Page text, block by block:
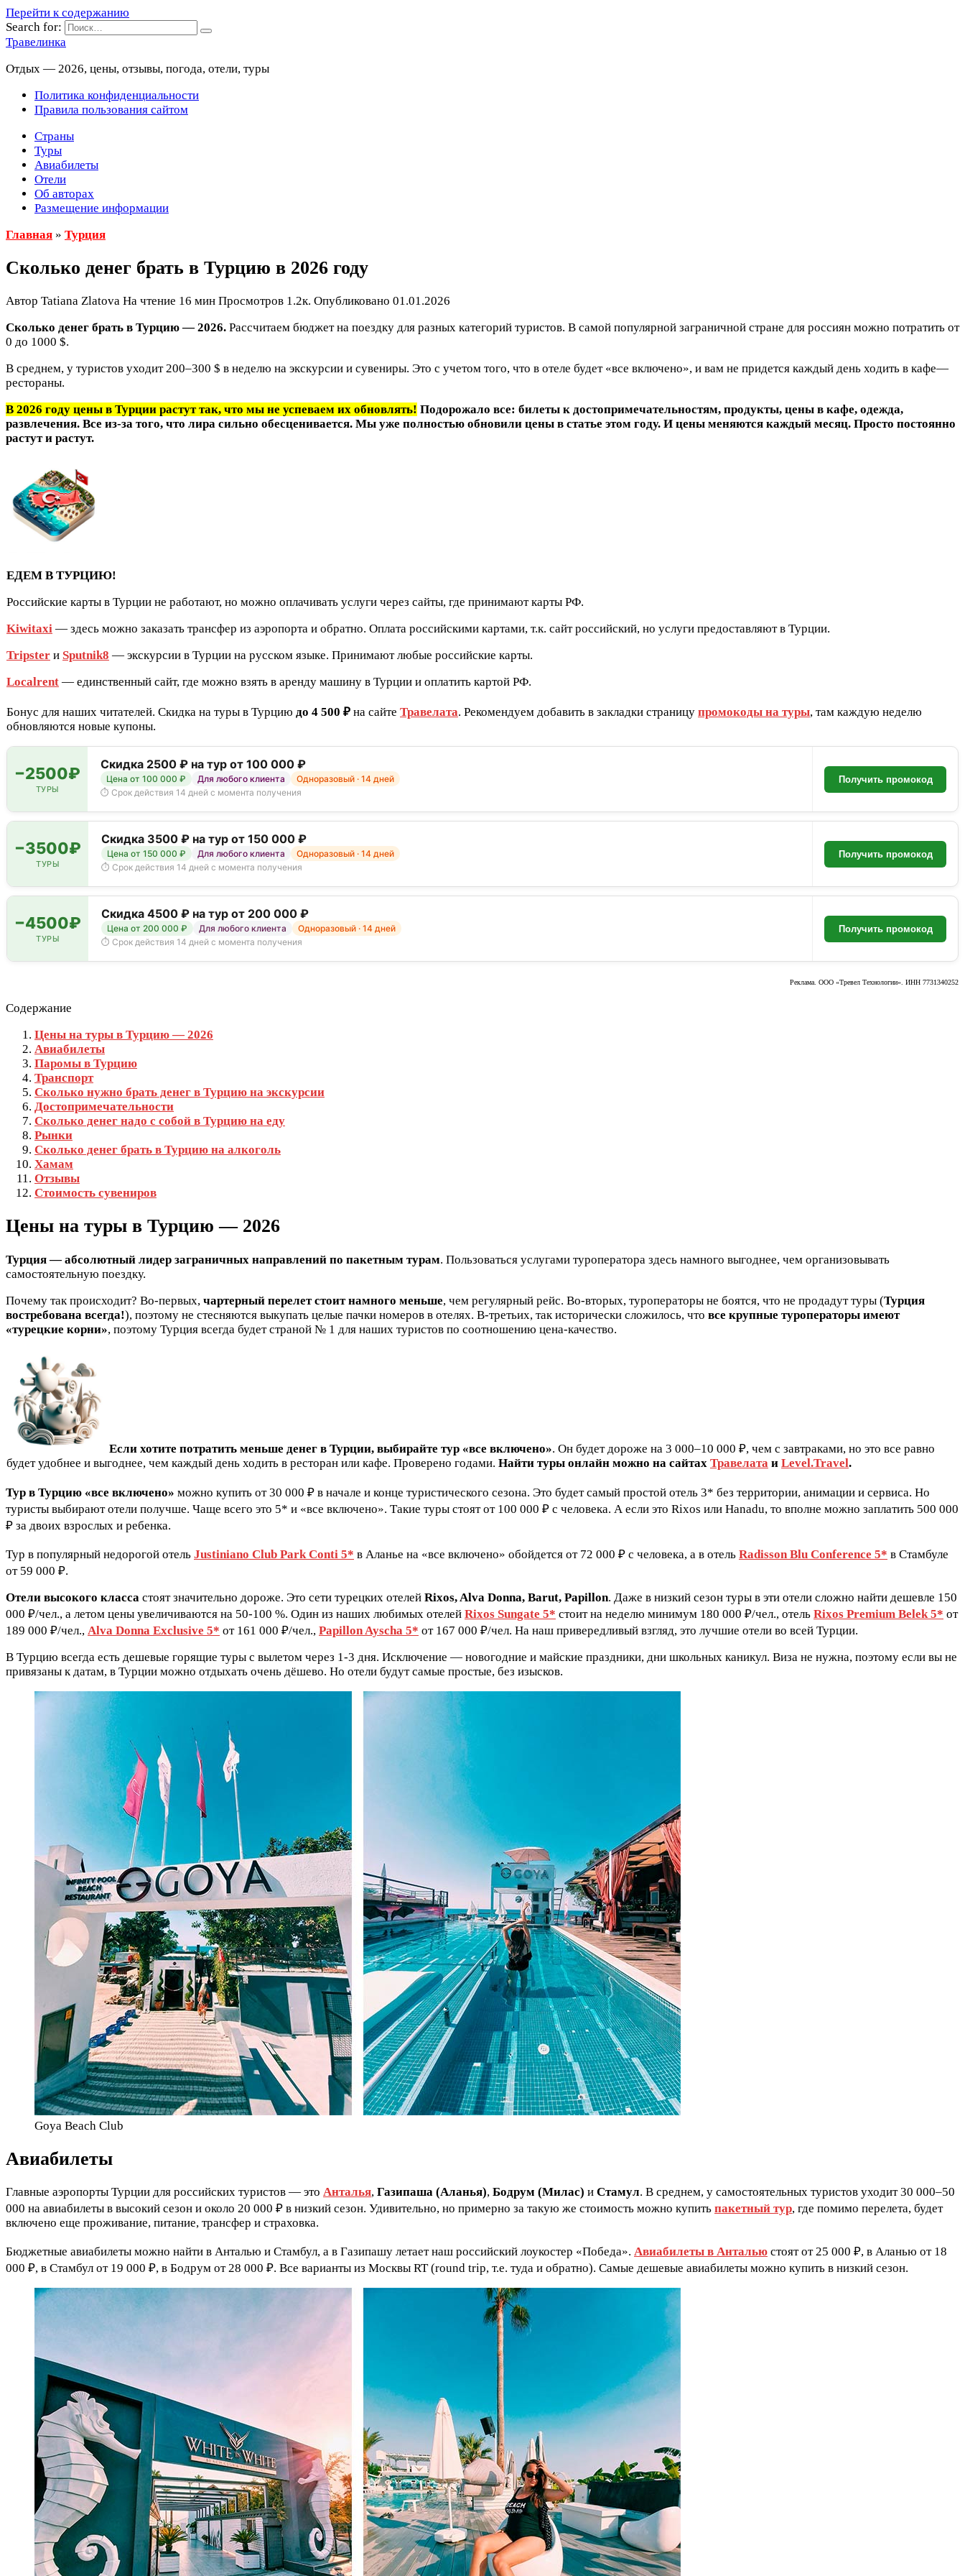
Перейти к содержанию
Search for:
Травелинка
Отдых — 2026, цены, отзывы, погода, отели, туры
Политика конфиденциальности
Правила пользования сайтом
Страны
Туры
Авиабилеты
Отели
Об авторах
Размещение информации
Главная » Турция
Сколько денег брать в Турцию в 2026 году
Автор Tatiana Zlatova На чтение 16 мин Просмотров 1.2к. Опубликовано 01.01.2026
Сколько денег брать в Турцию — 2026. Рассчитаем бюджет на поездку для разных категорий туристов. В самой популярной заграничной стране для россиян можно потратить от
0 до 1000 $.
В среднем, у туристов уходит 200–300 $ в неделю на экскурсии и сувениры. Это с учетом того, что в отеле будет «все включено», и вам не придется каждый день ходить в кафе—
рестораны.
В 2026 году цены в Турции растут так, что мы не успеваем их обновлять! Подорожало все: билеты к достопримечательностям, продукты, цены в кафе, одежда,
развлечения. Все из-за того, что лира сильно обесценивается. Мы уже полностью обновили цены в статье этом году. И цены меняются каждый месяц. Просто постоянно
растут и растут.
ЕДЕМ В ТУРЦИЮ!
Российские карты в Турции не работают, но можно оплачивать услуги через сайты, где принимают карты РФ.
Kiwitaxi — здесь можно заказать трансфер из аэропорта и обратно. Оплата российскими картами, т.к. сайт российский, но услуги предоставляют в Турции.
Tripster и Sputnik8 — экскурсии в Турции на русском языке. Принимают любые российские карты.
Localrent — единственный сайт, где можно взять в аренду машину в Турции и оплатить картой РФ.
Бонус для наших читателей. Скидка на туры в Турцию до 4 500 ₽ на сайте Травелата. Рекомендуем добавить в закладки страницу промокоды на туры, там каждую неделю
обновляются новые купоны.
−2500₽
ТУРЫ
Скидка 2500 ₽ на тур от 100 000 ₽
Цена от 100 000 ₽ Для любого клиента
Одноразовый · 14 дней
⏱ Срок действия 14 дней с момента получения
Получить промокод
−3500₽
ТУРЫ
Скидка 3500 ₽ на тур от 150 000 ₽
Цена от 150 000 ₽ Для любого клиента
Одноразовый · 14 дней
⏱ Срок действия 14 дней с момента получения
Получить промокод
−4500₽
ТУРЫ
Скидка 4500 ₽ на тур от 200 000 ₽
Цена от 200 000 ₽ Для любого клиента
Одноразовый · 14 дней
⏱ Срок действия 14 дней с момента получения
Получить промокод
Реклама. ООО «Тревел Технологии». ИНН 7731340252
Содержание
Цены на туры в Турцию — 2026
Авиабилеты
Паромы в Турцию
Транспорт
Сколько нужно брать денег в Турцию на экскурсии
Достопримечательности
Сколько денег надо с собой в Турцию на еду
Рынки
Сколько денег брать в Турцию на алкоголь
Хамам
Отзывы
Стоимость сувениров
Цены на туры в Турцию — 2026
Турция — абсолютный лидер заграничных направлений по пакетным турам. Пользоваться услугами туроператора здесь намного выгоднее, чем организовывать
самостоятельную поездку.
Почему так происходит? Во-первых, чартерный перелет стоит намного меньше, чем регулярный рейс. Во-вторых, туроператоры не боятся, что не продадут туры (Турция
востребована всегда!), поэтому не стесняются выкупать целые пачки номеров в отелях. В-третьих, так исторически сложилось, что все крупные туроператоры имеют
«турецкие корни», поэтому Турция всегда будет страной № 1 для наших туристов по соотношению цена-качество.
Если хотите потратить меньше денег в Турции, выбирайте тур «все включено». Он будет дороже на 3 000–10 000 ₽, чем с завтраками, но это все равно
будет удобнее и выгоднее, чем каждый день ходить в ресторан или кафе. Проверено годами. Найти туры онлайн можно на сайтах Травелата и Level.Travel.
Тур в Турцию «все включено» можно купить от 30 000 ₽ в начале и конце туристического сезона. Это будет самый простой отель 3* без территории, анимации и сервиса. Но
туристы выбирают отели получше. Чаще всего это 5* и «все включено». Такие туры стоят от 100 000 ₽ с человека. А если это Rixos или Hanadu, то вполне можно заплатить 500 000
₽ за двоих взрослых и ребенка.
Тур в популярный недорогой отель Justiniano Club Park Conti 5* в Аланье на «все включено» обойдется от 72 000 ₽ с человека, а в отель Radisson Blu Conference 5* в Стамбуле
от 59 000 ₽.
Отели высокого класса стоят значительно дороже. Это сети турецких отелей Rixos, Alva Donna, Barut, Papillon. Даже в низкий сезон туры в эти отели сложно найти дешевле 150
000 ₽/чел., а летом цены увеличиваются на 50-100 %. Один из наших любимых отелей Rixos Sungate 5* стоит на неделю минимум 180 000 ₽/чел., отель Rixos Premium Belek 5* от
189 000 ₽/чел., Alva Donna Exclusive 5* от 161 000 ₽/чел., Papillon Ayscha 5* от 167 000 ₽/чел. На наш привередливый взгляд, это лучшие отели во всей Турции.
В Турцию всегда есть дешевые горящие туры с вылетом через 1-3 дня. Исключение — новогодние и майские праздники, дни школьных каникул. Виза не нужна, поэтому если вы не
привязаны к датам, в Турции можно отдыхать очень дёшево. Но отели будут самые простые, без изысков.
Goya Beach Club
Авиабилеты
Главные аэропорты Турции для российских туристов — это Анталья, Газипаша (Аланья), Бодрум (Милас) и Стамул. В среднем, у самостоятельных туристов уходит 30 000–50
000 на авиабилеты в высокий сезон и около 20 000 ₽ в низкий сезон. Удивительно, но примерно за такую же стоимость можно купить пакетный тур, где помимо перелета, будет
включено еще проживание, питание, трансфер и страховка.
Бюджетные авиабилеты можно найти в Анталью и Стамбул, а в Газипашу летает наш российский лоукостер «Победа». Авиабилеты в Анталью стоят от 25 000 ₽, в Аланью от 18
000 ₽, в Стамбул от 19 000 ₽, в Бодрум от 28 000 ₽. Все варианты из Москвы RT (round trip, т.е. туда и обратно). Самые дешевые авиабилеты можно купить в низкий сезон.